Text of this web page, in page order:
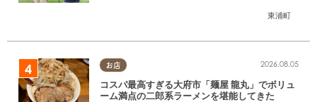
東浦町
お店 2026.08.05
コスパ最高すぎる大府市「麺屋 龍丸」でボリュ
ーム満点の二郎系ラーメンを堪能してきた